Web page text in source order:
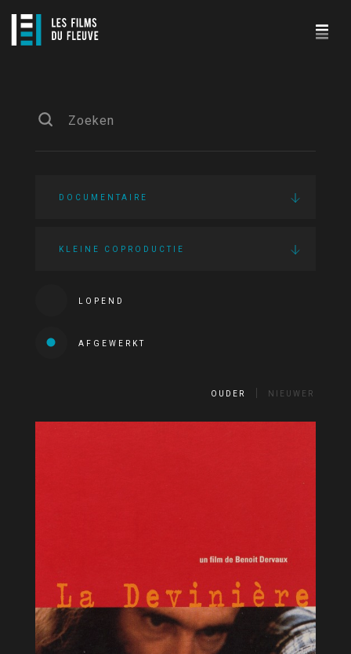
DOCUMENTAIRE
KLEINE COPRODUCTIE
LOPEND
AFGEWERKT
OUDER NIEUWER